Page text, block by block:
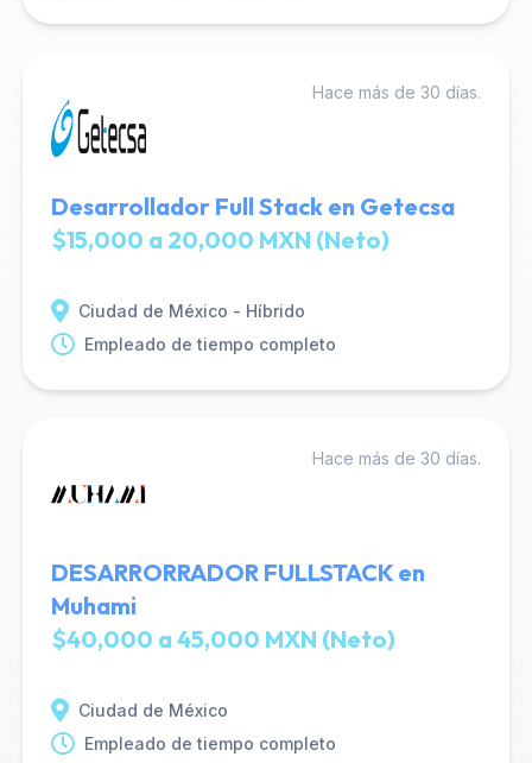
Hace más de 30 días.
Desarrollador Full Stack en Getecsa
$15,000 a 20,000 MXN (Neto)
Ciudad de México - Híbrido
Empleado de tiempo completo
Hace más de 30 días.
DESARRORRADOR FULLSTACK en
Muhami
$40,000 a 45,000 MXN (Neto)
Ciudad de México
Empleado de tiempo completo